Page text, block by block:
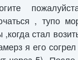
, тупо
,когда стал
я его